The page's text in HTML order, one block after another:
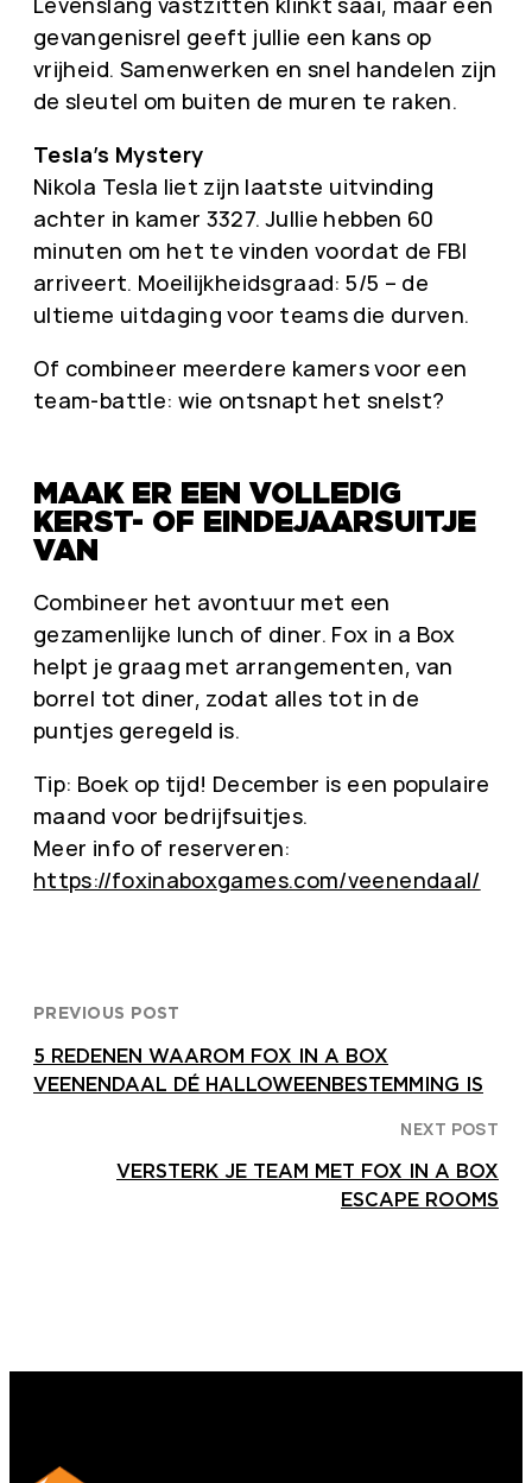
gevangenisrel geeft jullie een kans op
vrijheid. Samenwerken en snel handelen zijn
de sleutel om buiten de muren te raken.
Tesla’s Mystery
Nikola Tesla liet zijn laatste uitvinding
achter in kamer 3327. Jullie hebben 60
minuten om het te vinden voordat de FBI
arriveert. Moeilijkheidsgraad: 5/5 – de
ultieme uitdaging voor teams die durven.
Of combineer meerdere kamers voor een
team-battle: wie ontsnapt het snelst?
MAAK ER EEN VOLLEDIG
KERST- OF EINDEJAARSUITJE
VAN
Combineer het avontuur met een
gezamenlijke lunch of diner. Fox in a Box
helpt je graag met arrangementen, van
borrel tot diner, zodat alles tot in de
puntjes geregeld is.
Tip: Boek op tijd! December is een populaire
maand voor bedrijfsuitjes.
Meer info of reserveren:
https://foxinaboxgames.com/veenendaal/
PREVIOUS POST
5 REDENEN WAAROM FOX IN A BOX
VEENENDAAL DÉ HALLOWEENBESTEMMING IS
NEXT POST
VERSTERK JE TEAM MET FOX IN A BOX
ESCAPE ROOMS